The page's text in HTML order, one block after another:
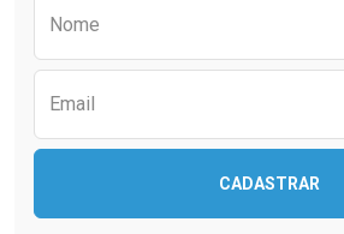
Nome
Email
CADASTRAR